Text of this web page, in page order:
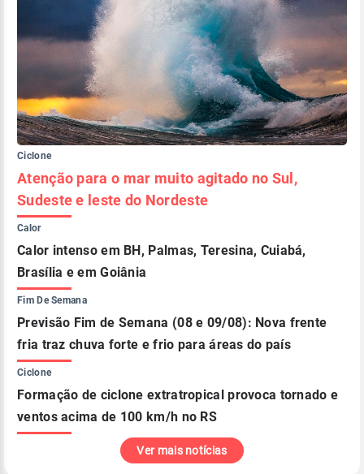
Ciclone
Atenção para o mar muito agitado no Sul,
Sudeste e leste do Nordeste
Calor
Calor intenso em BH, Palmas, Teresina, Cuiabá,
Brasília e em Goiânia
Fim De Semana
Previsão Fim de Semana (08 e 09/08): Nova frente
fria traz chuva forte e frio para áreas do país
Ciclone
Formação de ciclone extratropical provoca tornado e
ventos acima de 100 km/h no RS
Ver mais notícias